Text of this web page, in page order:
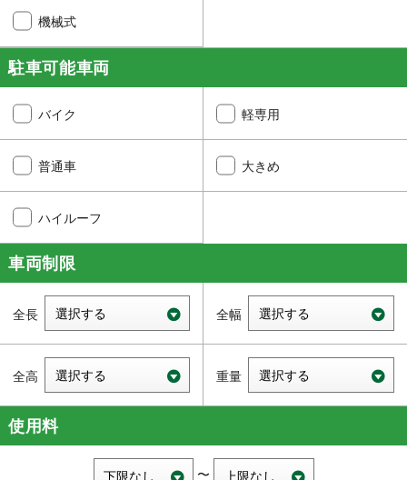
機械式
駐車可能車両
バイク 軽専用
普通車 大きめ
ハイルーフ
車両制限
使用料
〜